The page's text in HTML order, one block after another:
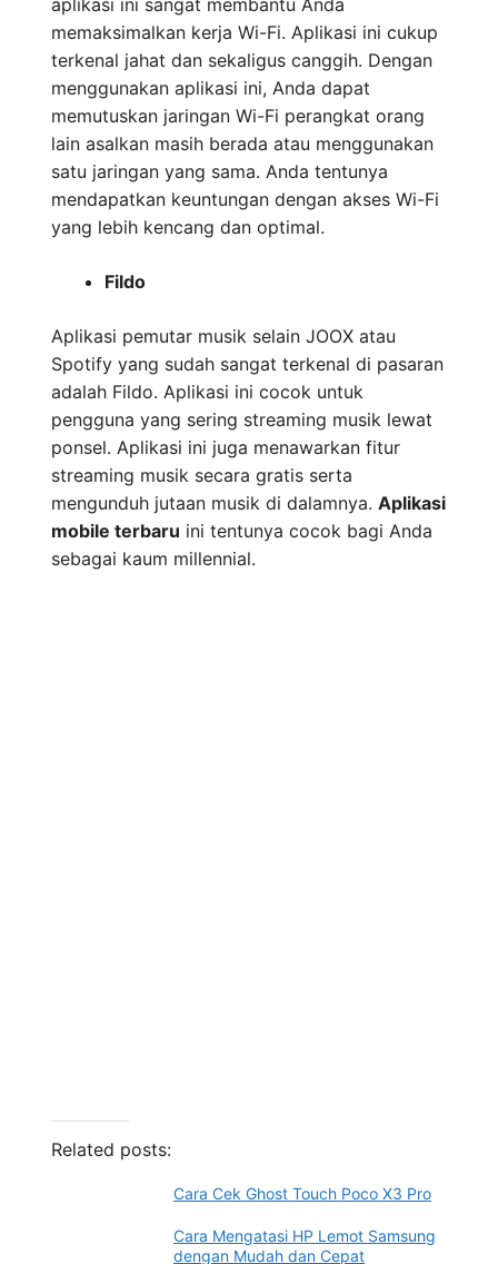
aplikasi ini sangat membantu Anda
memaksimalkan kerja Wi-Fi. Aplikasi ini cukup
terkenal jahat dan sekaligus canggih. Dengan
menggunakan aplikasi ini, Anda dapat
memutuskan jaringan Wi-Fi perangkat orang
lain asalkan masih berada atau menggunakan
satu jaringan yang sama. Anda tentunya
mendapatkan keuntungan dengan akses Wi-Fi
yang lebih kencang dan optimal.
Fildo
Aplikasi pemutar musik selain JOOX atau
Spotify yang sudah sangat terkenal di pasaran
adalah Fildo. Aplikasi ini cocok untuk
pengguna yang sering streaming musik lewat
ponsel. Aplikasi ini juga menawarkan fitur
streaming musik secara gratis serta
mengunduh jutaan musik di dalamnya. Aplikasi
mobile terbaru ini tentunya cocok bagi Anda
sebagai kaum millennial.
Related posts:
Cara Cek Ghost Touch Poco X3 Pro
Cara Mengatasi HP Lemot Samsung
dengan Mudah dan Cepat